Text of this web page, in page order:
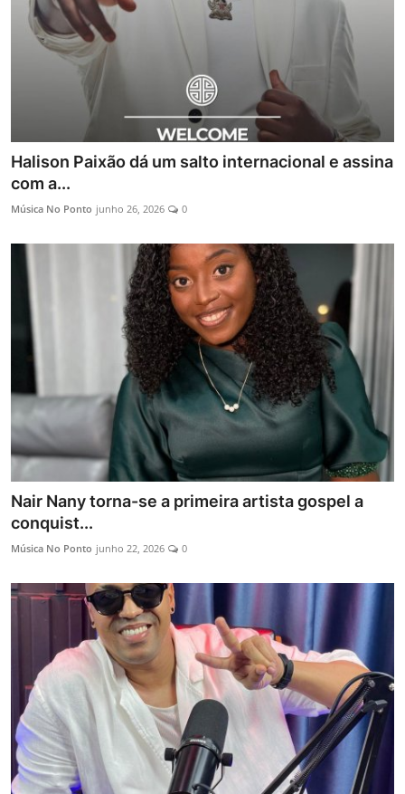
Halison Paixão dá um salto internacional e assina
com a...
Música No Ponto junho 26, 2026 0
Nair Nany torna-se a primeira artista gospel a
conquist...
Música No Ponto junho 22, 2026 0